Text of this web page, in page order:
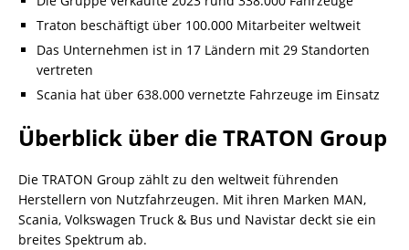
Traton beschäftigt über 100.000 Mitarbeiter weltweit
Das Unternehmen ist in 17 Ländern mit 29 Standorten
vertreten
Scania hat über 638.000 vernetzte Fahrzeuge im Einsatz
Überblick über die TRATON Group
Die TRATON Group zählt zu den weltweit führenden
Herstellern von Nutzfahrzeugen. Mit ihren Marken MAN,
Scania, Volkswagen Truck & Bus und Navistar deckt sie ein
breites Spektrum ab.